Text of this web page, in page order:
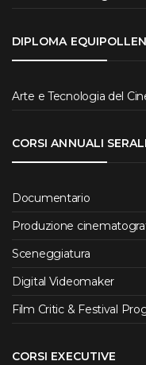
DIPLOMA
Arte e Tecnologia del
CORSI ANNUALI SERALI
Documentario
Produzione
Sceneggiatura
Digital Videomaker
Film Critic & Festival
CORSI EXECUTIVE